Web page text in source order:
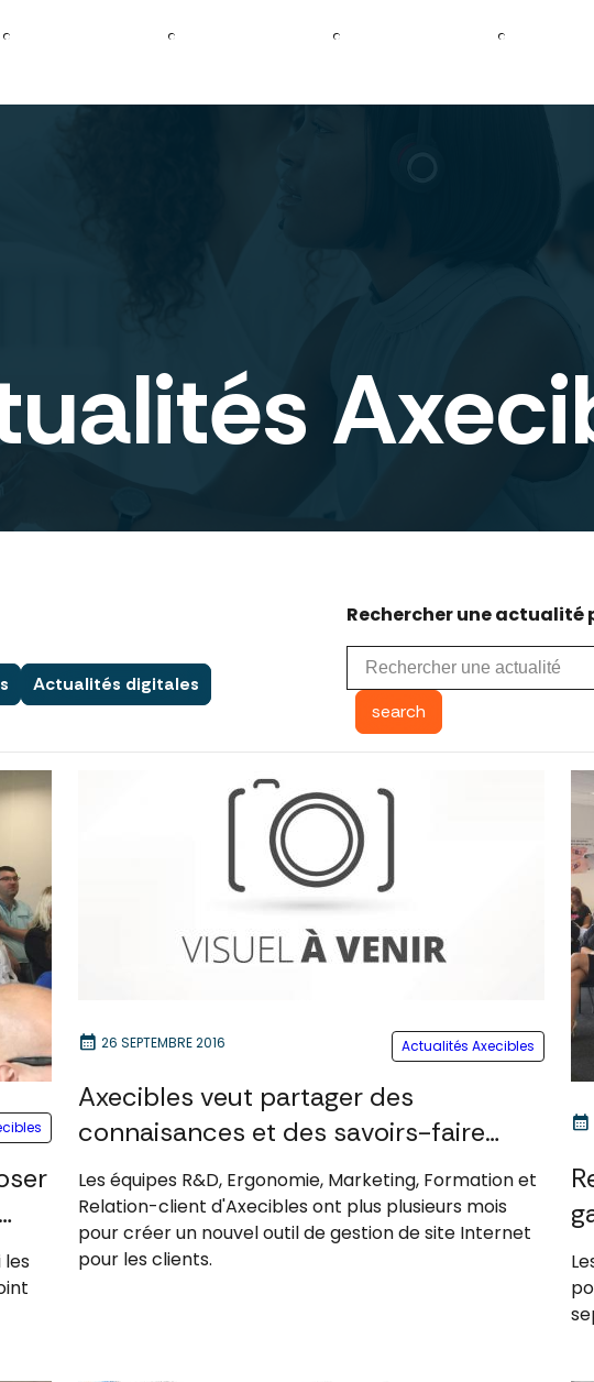
mon site
Actualités digitales
Rechercher une actualité
search
les
calendar_month 26 SEPTEMBRE 2016 Actualités Axecibles
Axecibles veut partager des
connaisances et des savoirs-faire
avec ses clients
Les équipes R&D, Ergonomie, Marketing, Formation et
Relation-client d'Axecibles ont plus plusieurs mois
pour créer un nouvel outil de gestion de site Internet
pour les clients.
calendar_month